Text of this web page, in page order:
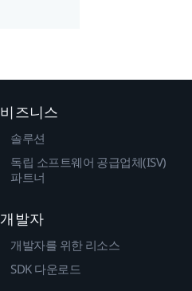
비즈니스
솔루션
독립 소프트웨어 공급업체(ISV)
파트너
개발자
개발자를 위한 리소스
SDK 다운로드